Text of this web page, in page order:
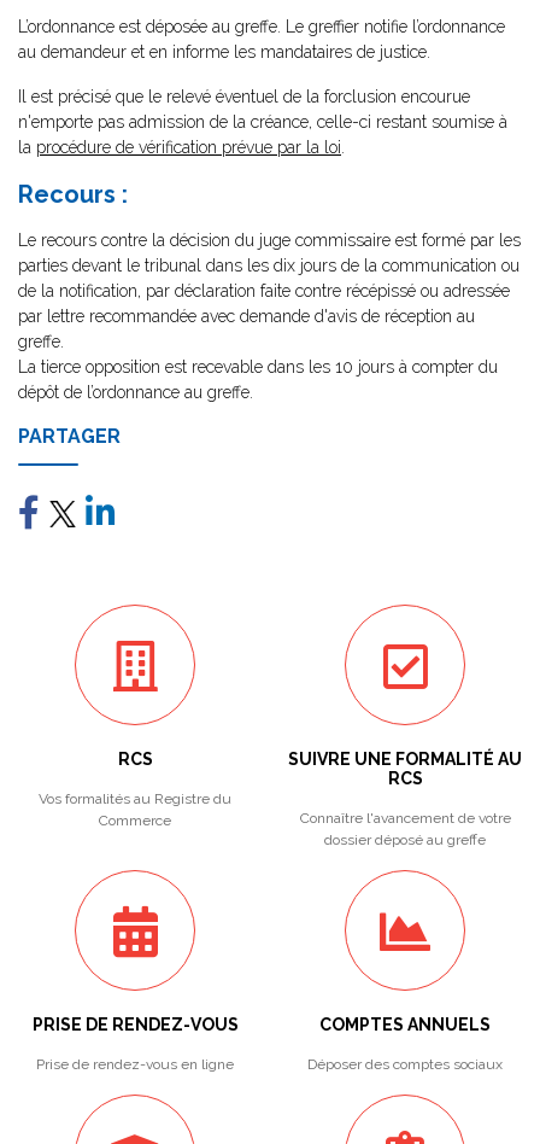
L’ordonnance est déposée au greffe. Le greffier notifie l’ordonnance
au demandeur et en informe les mandataires de justice.
Il est précisé que le relevé éventuel de la forclusion encourue
n'emporte pas admission de la créance, celle-ci restant soumise à
la procédure de vérification prévue par la loi
Recours :
Le recours contre la décision du juge commissaire est formé par les
parties devant le tribunal dans les dix jours de la communication ou
de la notification, par déclaration faite contre récépissé ou adressée
par lettre recommandée avec demande d'avis de réception au
greffe.
La tierce opposition est recevable dans les 10 jours à compter du
dépôt de l’ordonnance au greffe.
PARTAGER
RCS
Vos formalités au Registre du
Commerce
SUIVRE UNE FORMALITÉ AU
RCS
Connaître l'avancement de votre
dossier déposé au greffe
PRISE DE RENDEZ-VOUS
Prise de rendez-vous en ligne
COMPTES ANNUELS
Déposer des comptes sociaux